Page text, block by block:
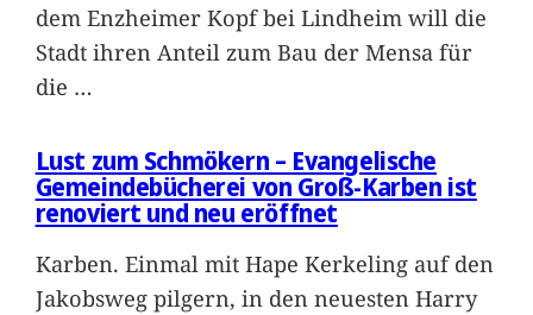
dem Enzheimer Kopf bei Lindheim will die
Stadt ihren Anteil zum Bau der Mensa für
die …
Lust zum Schmökern – Evangelische
Gemeindebücherei von Groß-Karben ist
renoviert und neu eröffnet
Karben. Einmal mit Hape Kerkeling auf den
Jakobsweg pilgern, in den neuesten Harry